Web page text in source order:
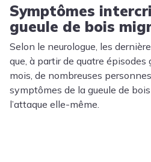
Symptômes
gueule de bois
Selon le neurologue, les
que, à partir de quatre
mois, de nombreuses
symptômes de la gueule de
l’attaque elle-même.